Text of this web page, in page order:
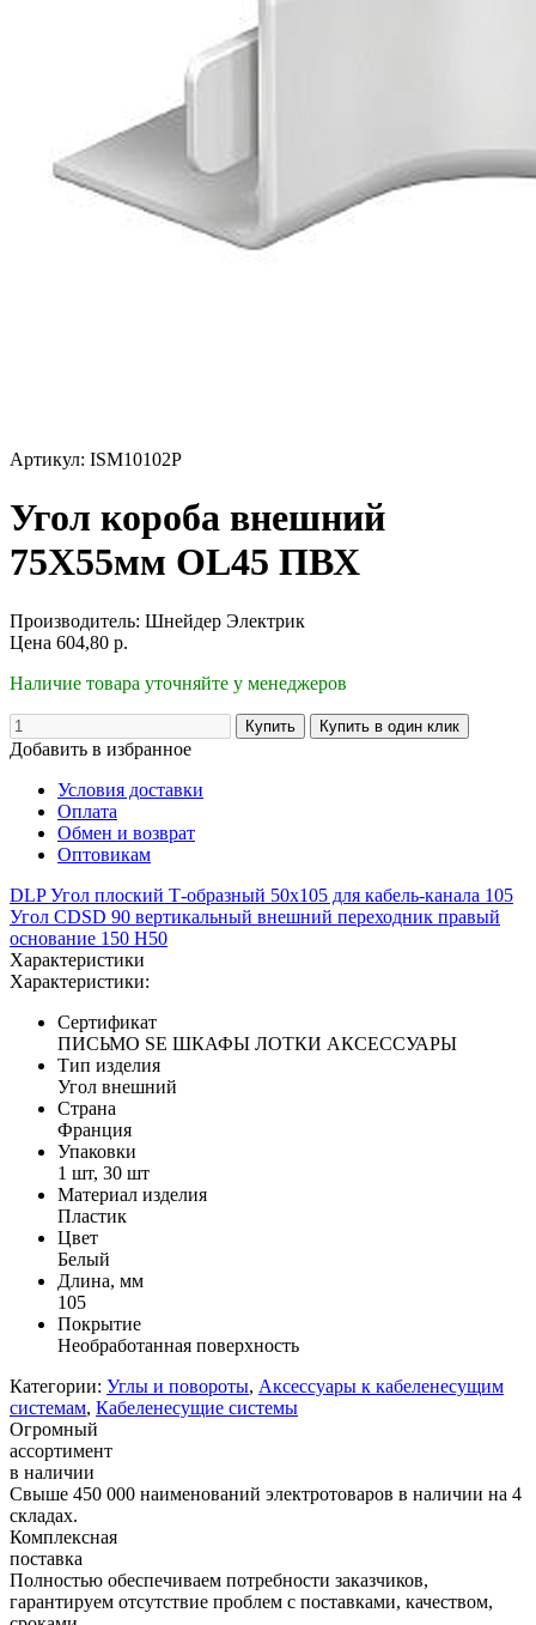
Артикул: ISM10102P
Угол короба внешний
75Х55мм OL45 ПВХ
Производитель: Шнейдер Электрик
Цена 604,80 р.
Наличие товара уточняйте у менеджеров
Добавить в избранное
Условия доставки
Оплата
Обмен и возврат
Оптовикам
DLP Угол плоский Т-образный 50х105 для кабель-канала 105
Угол CDSD 90 вертикальный внешний переходник правый
основание 150 H50
Характеристики
Характеристики:
Сертификат
ПИСЬМО SE ШКАФЫ ЛОТКИ АКСЕССУАРЫ
Тип изделия
Угол внешний
Страна
Франция
Упаковки
1 шт, 30 шт
Материал изделия
Пластик
Цвет
Белый
Длина, мм
105
Покрытие
Необработанная поверхность
Категории: Углы и повороты, Аксессуары к кабеленесущим
системам, Кабеленесущие системы
Огромный
ассортимент
в наличии
Свыше 450 000 наименований электротоваров в наличии на 4
складах.
Комплексная
поставка
Полностью обеспечиваем потребности заказчиков,
гарантируем отсутствие проблем с поставками, качеством,